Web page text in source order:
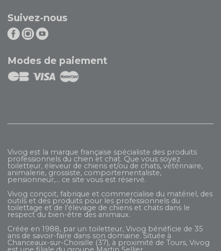
Suivez-nous
Modes de paiement
Vivog est la marque française spécialiste des produits
professionnels du chien et chat. Que vous soyez
toiletteur, éleveur de chiens et/ou de chats, vétérinaire,
animalerie, grossiste, comportementaliste,
pensionneur,... ce site vous est réservé.
Vivog conçoit, fabrique et commercialise du matériel, des
outils et des produits pour les professionnels du
toilettage et de l’élevage de chiens et chats dans le
respect du bien-être des animaux.
Créée en 1988, par un toiletteur, Vivog bénéficie de 35
ans de savoir-faire dans son domaine. Située à
Chanceaux-sur-Choisille (37), à proximité de Tours, Vivog